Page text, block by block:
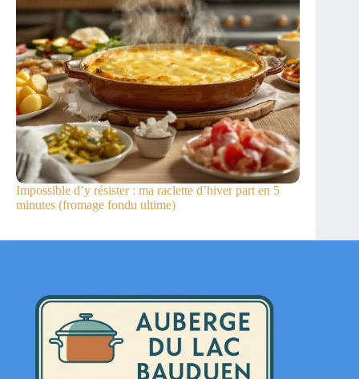
Impossible d’y résister : ma raclette d’hiver part en 5
minutes (fromage fondu ultime)